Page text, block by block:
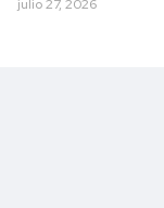
julio 27, 2026